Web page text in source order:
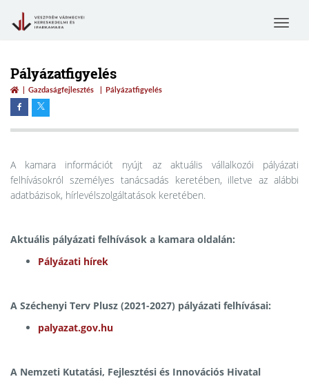
Toggle
Pályázatfigyelés
Gazdaságfejlesztés Pályázatfigyelés
A kamara információt nyújt az aktuális vállalkozói pályázati
felhívásokról személyes tanácsadás keretében, illetve az alábbi
adatbázisok, hírlevélszolgáltatások keretében.
Aktuális pályázati felhívások a kamara oldalán:
Pályázati hírek
A Széchenyi Terv Plusz (2021-2027) pályázati felhívásai:
palyazat.gov.hu
A Nemzeti Kutatási, Fejlesztési és Innovációs Hivatal